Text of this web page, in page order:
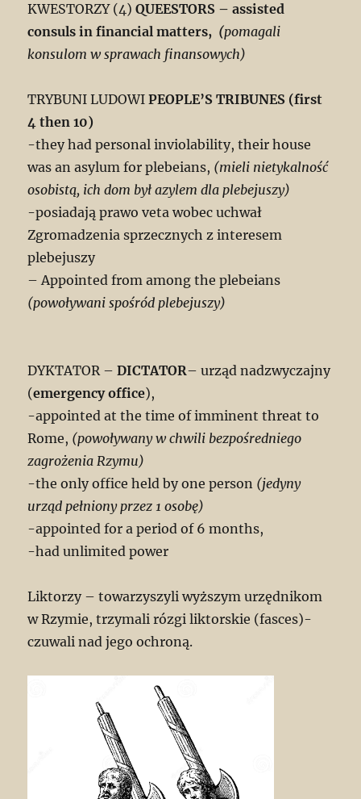
KWESTORZY (4)QUEESTORS – assisted
consuls in financial matters, (pomagali
konsulom w sprawach finansowych)
TRYBUNI LUDOWIPEOPLE’S TRIBUNES (first
4 then 10)
-they had personal inviolability, their house
was an asylum for plebeians, (mieli nietykalność
osobistą, ich dom był azylem dla plebejuszy)
-posiadają prawo veta wobec uchwał
Zgromadzenia sprzecznych z interesem
plebejuszy
– Appointed from among the plebeians
(powoływani spośród plebejuszy)
DYKTATOR –DICTATOR– urząd nadzwyczajny
(emergency office),
-appointed at the time of imminent threat to
Rome, (powoływany w chwili bezpośredniego
zagrożenia Rzymu)
-the only office held by one person (jedyny
urząd pełniony przez 1 osobę)
-appointed for a period of 6 months,
-had unlimited power
Liktorzy – towarzyszyli wyższym urzędnikom
w Rzymie, trzymali rózgi liktorskie (fasces)-
czuwali nad jego ochroną.